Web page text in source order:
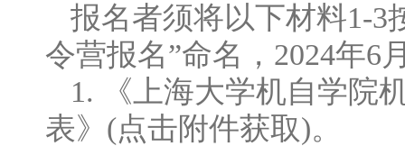
报名者须将以下材料1-3
令营报名”命名，2024年6
1. 《上海大学机自学院
表》(点击附件获取)。